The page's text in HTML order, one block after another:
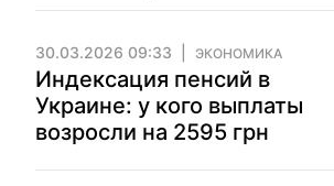
30.03.2026 09:33 ЭКОНОМИКА
Индексация пенсий в
Украине: у кого выплаты
возросли на 2595 грн